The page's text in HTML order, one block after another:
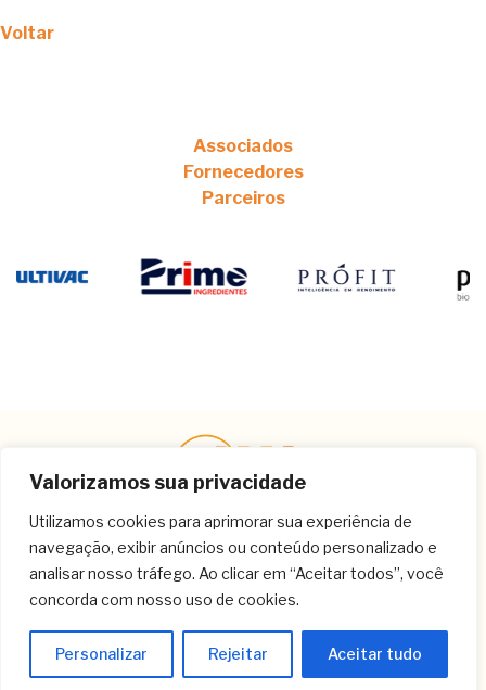
Valorizamos sua privacidade
Utilizamos cookies para aprimorar sua experiência de
navegação, exibir anúncios ou conteúdo personalizado e
analisar nosso tráfego. Ao clicar em “Aceitar todos”, você
concorda com nosso uso de cookies.
Personalizar Rejeitar Aceitar tudo
Voltar
Associados
Fornecedores
Parceiros
Contato
(11) 3259-8266